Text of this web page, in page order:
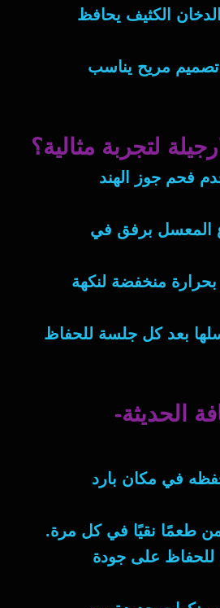
الكثيف يحافظ
مريح يناسب
لتجربة مثالية؟
فحم جوز الهند
المعسل برفق في
بحرارة منخفضة لنكهة
بعد كل جلسة للحفاظ
الحديثة-
في مكان بارد
طعمًا نقيًا في كل مرة.
للحفاظ على جودة